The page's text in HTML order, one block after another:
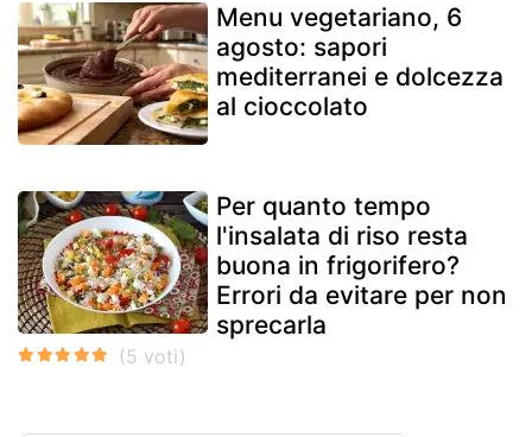
Menu vegetariano, 6
agosto: sapori
mediterranei e dolcezza
al cioccolato
Per quanto tempo
l'insalata di riso resta
buona in frigorifero?
Errori da evitare per non
sprecarla